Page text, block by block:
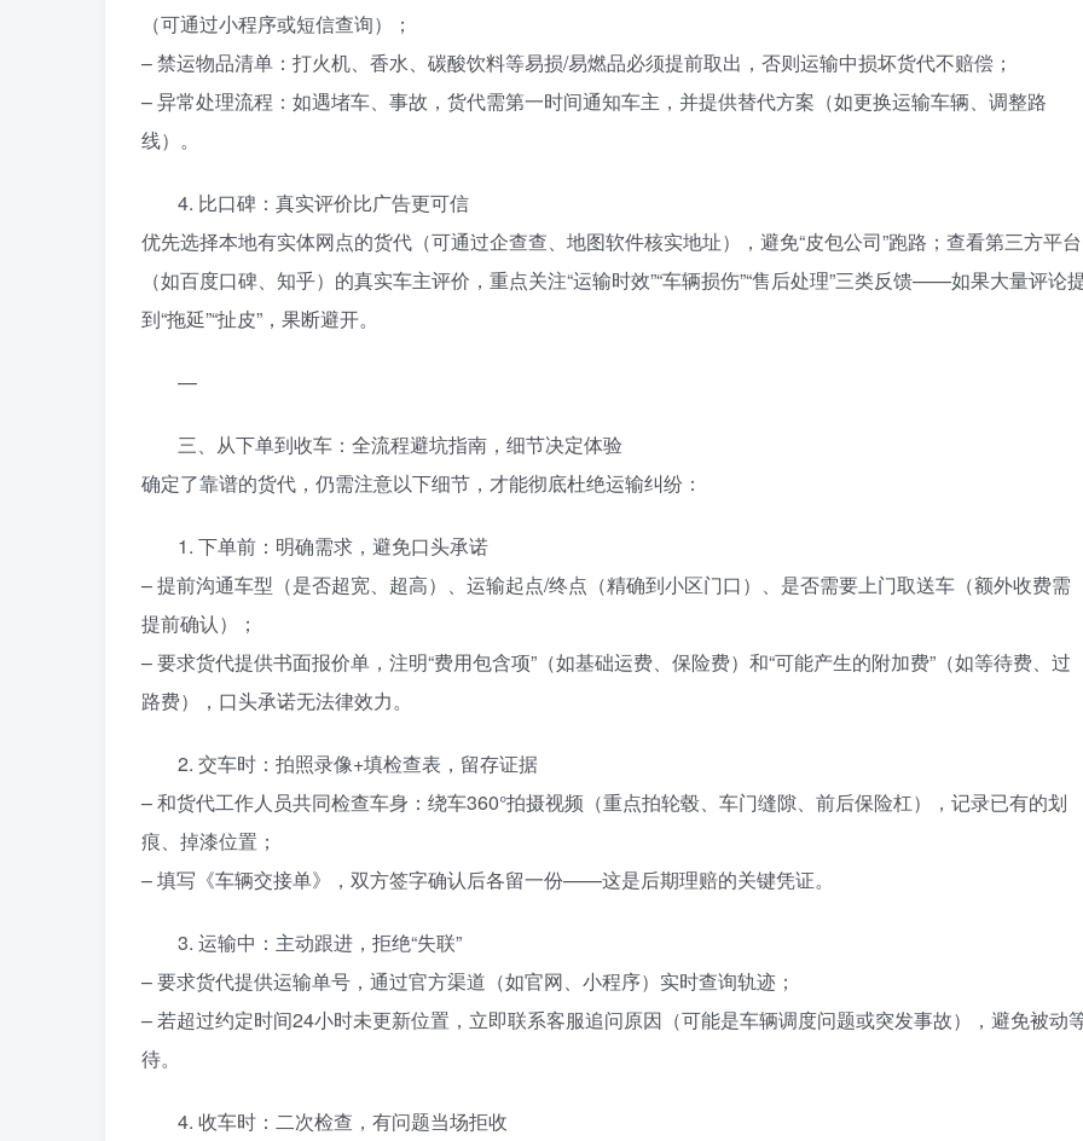
（可通过小程序或短信查询）；
– 禁运物品清单：打火机、香水、碳酸饮料等易损/易燃品必须提前取出，否则运输中损坏货代不赔偿；
– 异常处理流程：如遇堵车、事故，货代需第一时间通知车主，并提供替代方案（如更换运输车辆、调整路
线）。
4. 比口碑：真实评价比广告更可信
优先选择本地有实体网点的货代（可通过企查查、地图软件核实地址），避免“皮包公司”跑路；查看第三方平台
（如百度口碑、知乎）的真实车主评价，重点关注“运输时效”“车辆损伤”“售后处理”三类反馈——如果大量评论
到“拖延”“扯皮”，果断避开。
—
三、从下单到收车：全流程避坑指南，细节决定体验
确定了靠谱的货代，仍需注意以下细节，才能彻底杜绝运输纠纷：
1. 下单前：明确需求，避免口头承诺
– 提前沟通车型（是否超宽、超高）、运输起点/终点（精确到小区门口）、是否需要上门取送车（额外收费需
提前确认）；
– 要求货代提供书面报价单，注明“费用包含项”（如基础运费、保险费）和“可能产生的附加费”（如等待费、过
路费），口头承诺无法律效力。
2. 交车时：拍照录像+填检查表，留存证据
– 和货代工作人员共同检查车身：绕车360°拍摄视频（重点拍轮毂、车门缝隙、前后保险杠），记录已有的划
痕、掉漆位置；
– 填写《车辆交接单》，双方签字确认后各留一份——这是后期理赔的关键凭证。
3. 运输中：主动跟进，拒绝“失联”
– 要求货代提供运输单号，通过官方渠道（如官网、小程序）实时查询轨迹；
– 若超过约定时间24小时未更新位置，立即联系客服追问原因（可能是车辆调度问题或突发事故），避免被动
待。
4. 收车时：二次检查，有问题当场拒收